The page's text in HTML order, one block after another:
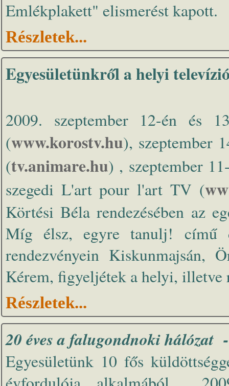
Emlékplakett" elismerést kapott.
Részletek...
Egyesületünkről a helyi
2009. szeptember 12-én és
(www.korostv.hu), szeptember
(tv.animare.hu) , szeptember
szegedi L'art pour l'art TV (
Körtési Béla rendezésében az
Míg élsz, egyre tanulj! című
rendezvényein Kiskunmajsán,
Kérem, figyeljétek a helyi,
Részletek...
20 éves a falugondnoki hálózat
Egyesületünk 10 fős